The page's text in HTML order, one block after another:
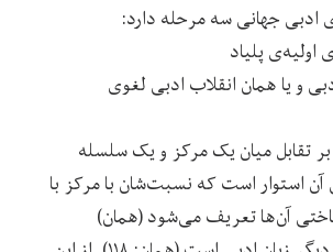
ادبی جهانی سه مرحله دارد:
تقابل میان یک مرکز و یک سلسله
آن استوار است که نسبت‌‌شان با مرکز با
آن‌‌ها تعریف می‌‌شود (همان)